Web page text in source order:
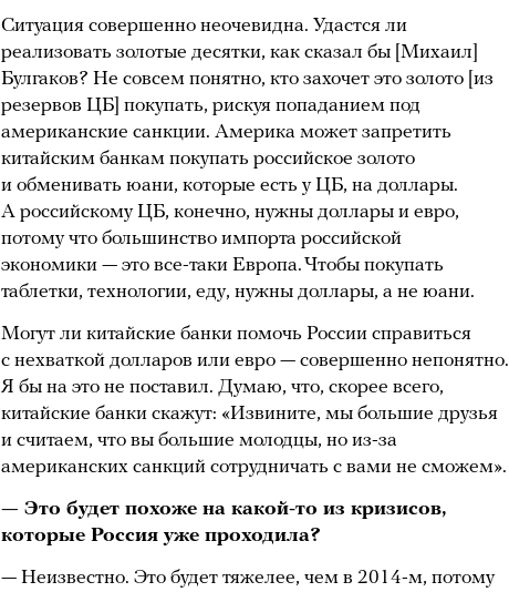
Ситуация совершенно неочевидна. Удастся ли
реализовать золотые десятки, как сказал бы [Михаил]
Булгаков? Не совсем понятно, кто захочет это золото [из
резервов ЦБ] покупать, рискуя попаданием под
американские санкции. Америка может запретить
китайским банкам покупать российское золото
и обменивать юани, которые есть у ЦБ, на доллары.
А российскому ЦБ, конечно, нужны доллары и евро,
потому что большинство импорта российской
экономики — это все-таки Европа. Чтобы покупать
таблетки, технологии, еду, нужны доллары, а не юани.
Могут ли китайские банки помочь России справиться
с нехваткой долларов или евро — совершенно непонятно.
Я бы на это не поставил. Думаю, что, скорее всего,
китайские банки скажут: «Извините, мы большие друзья
и считаем, что вы большие молодцы, но из-за
американских санкций сотрудничать с вами не сможем».
— Это будет похоже на какой-то из кризисов,
которые Россия уже проходила?
— Неизвестно. Это будет тяжелее, чем в 2014-м, потому